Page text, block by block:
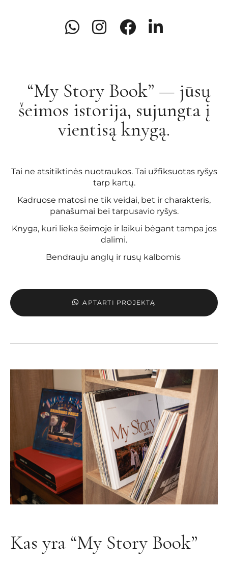
“My Story Book” — jūsų
šeimos istorija, sujungta į
vientisą knygą.
Tai ne atsitiktinės nuotraukos. Tai užfiksuotas ryšys
tarp kartų.
Kadruose matosi ne tik veidai, bet ir charakteris,
panašumai bei tarpusavio ryšys.
Knyga, kuri lieka šeimoje ir laikui bėgant tampa jos
dalimi.
Bendrauju anglų ir rusų kalbomis
APTARTI PROJEKTĄ
Kas yra “My Story Book”